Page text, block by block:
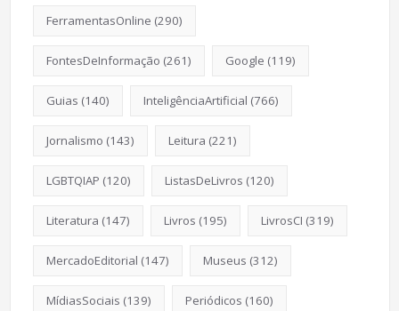
FerramentasOnline (290)
FontesDeInformação (261) Google (119)
Guias (140) InteligênciaArtificial (766)
Jornalismo (143) Leitura (221)
LGBTQIAP (120) ListasDeLivros (120)
Literatura (147) Livros (195) LivrosCI (319)
MercadoEditorial (147) Museus (312)
MídiasSociais (139) Periódicos (160)